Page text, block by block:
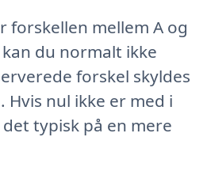
forskellen mellem A og
du normalt ikke
forskel skyldes
nul ikke er med i
typisk på en mere